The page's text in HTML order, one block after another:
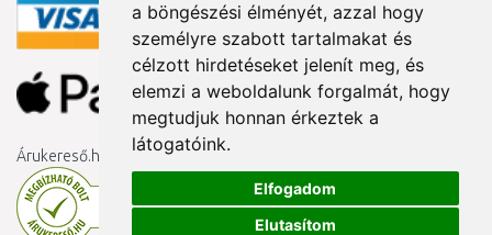
a böngészési élményét, azzal hogy
személyre szabott tartalmakat és
célzott hirdetéseket jelenít meg, és
elemzi a weboldalunk forgalmát, hogy
megtudjuk honnan érkeztek a
látogatóink.
Elfogadom
Elutasítom
Árukereső.hu